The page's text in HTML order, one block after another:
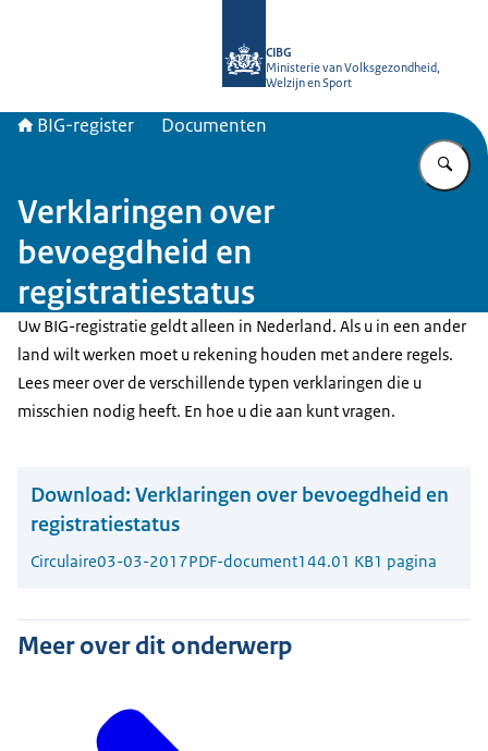
CIBG
Ministerie van Volksgezondheid,
Welzijn en Sport
BIG-register Documenten
Verklaringen over
bevoegdheid en
registratiestatus
Uw BIG-registratie geldt alleen in Nederland. Als u in een ander
land wilt werken moet u rekening houden met andere regels.
Lees meer over de verschillende typen verklaringen die u
misschien nodig heeft. En hoe u die aan kunt vragen.
Download: Verklaringen over bevoegdheid en
registratiestatus
Circulaire03-03-2017PDF-document144.01 KB1 pagina
Meer over dit onderwerp